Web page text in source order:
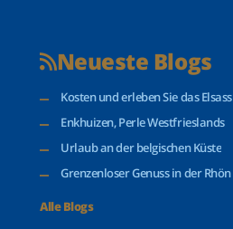
Neueste Blogs
Kosten und erleben Sie das Elsass
Enkhuizen, Perle Westfrieslands
Urlaub an der belgischen Küste
Grenzenloser Genuss in der Rhön
Alle Blogs